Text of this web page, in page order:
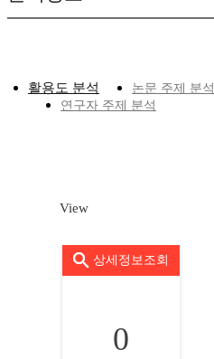
활용도 분석
논문 주제 분석
연구자 주제 분석
View
상세정보조회
0